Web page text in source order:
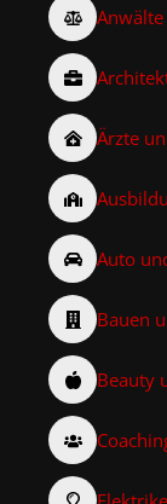
Ärzte
Auto
Bauen
Beauty